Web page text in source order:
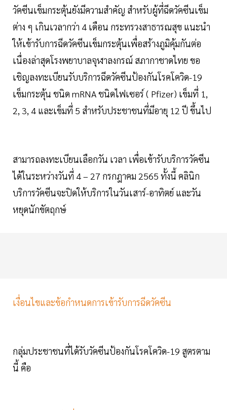
วัคซีนเข็มกระตุ้นยังมีความสำคัญ สำหรับผู้ที่ฉีดวัคซีนเข็ม
ต่าง ๆ เกินเวลากว่า 4 เดือน กระทรวงสาธารณสุข แนะนำ
ให้เข้ารับการฉีดวัคซีนเข็มกระตุ้นเพื่อสร้างภูมิคุ้มกันต่อ
เนื่องล่าสุดโรงพยาบาลจุฬาลงกรณ์ สภากาชาดไทย ขอ
เชิญลงทะเบียนรับบริการฉีดวัคซีนป้องกันโรคโควิด-19
เข็มกระตุ้น ชนิด mRNA ชนิดไฟเซอร์ ( Pfizer) เข็มที่ 1,
2, 3, 4 และเข็มที่ 5 สำหรับประชาชนที่มีอายุ 12 ปี ขึ้นไป
สามารถลงทะเบียนเลือกวัน เวลา เพื่อเข้ารับบริการวัคซีน
ได้ในระหว่างวันที่ 4 – 27 กรกฎาคม 2565 ทั้งนี้ คลินิก
บริการวัคซีนจะปิดให้บริการในวันเสาร์-อาทิตย์ และวัน
หยุดนักขัตฤกษ์
เงื่อนไขและข้อกำหนดการเข้ารับการฉีดวัคซีน
กลุ่มประชาชนที่ได้รับวัคซีนป้องกันโรคโควิด-19 สูตรตาม
นี้ คือ